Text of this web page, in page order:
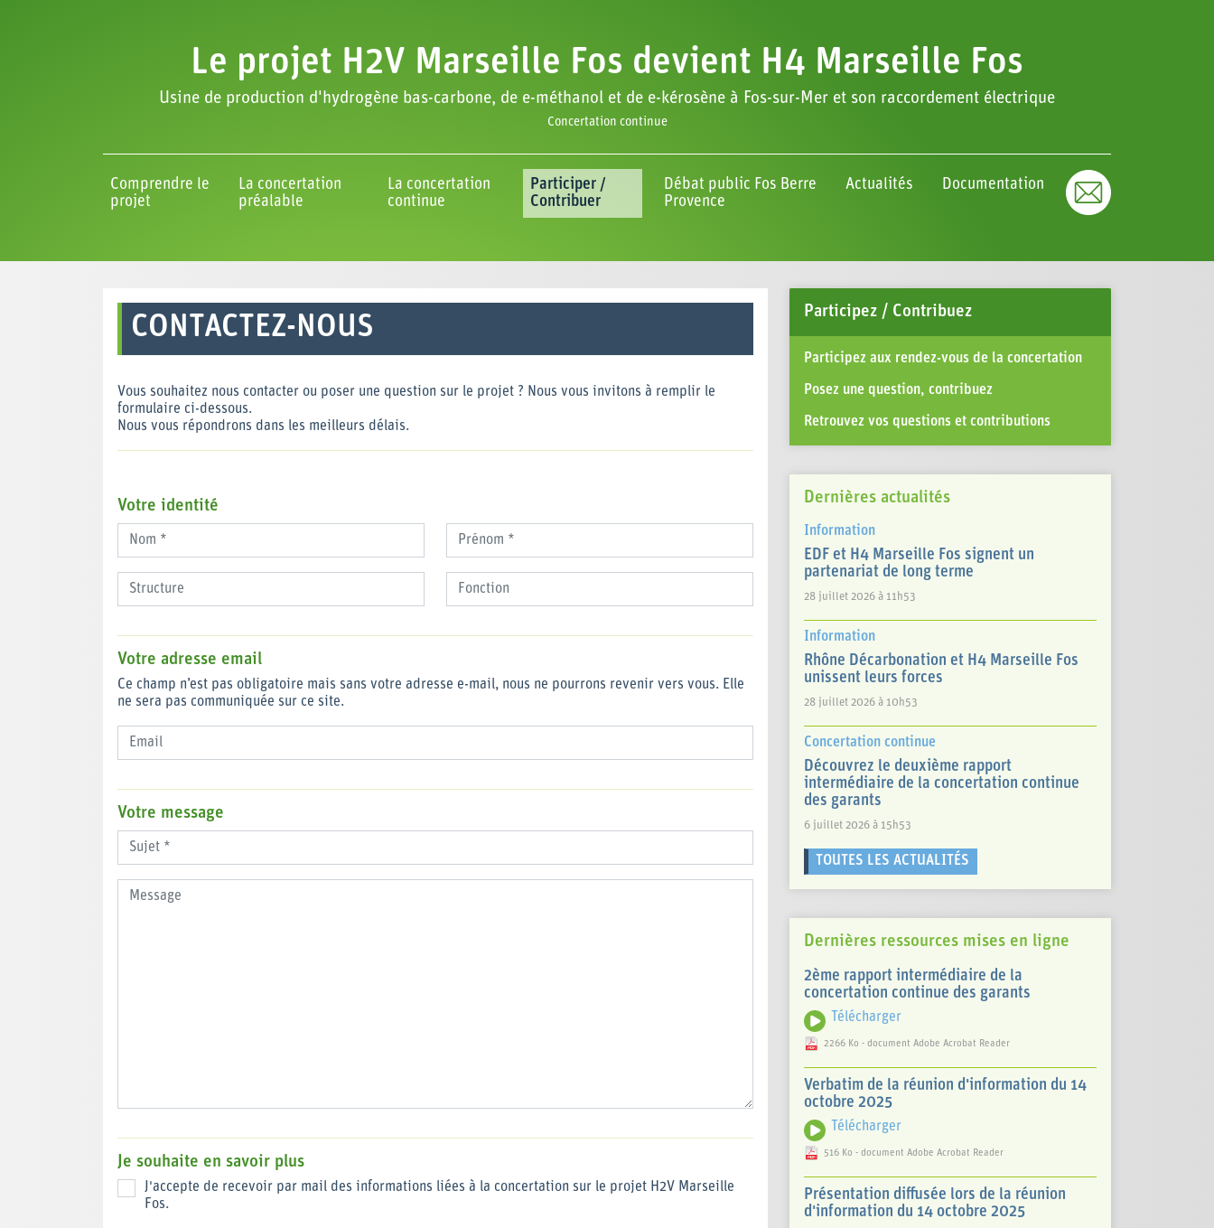
Le projet H2V Marseille Fos devient H4 Marseille Fos
Usine de production d'hydrogène bas-carbone, de e-méthanol et de e-kérosène à Fos-sur-Mer et son raccordement électrique
Concertation continue
Comprendre le
projet
La concertation
préalable
La concertation
continue
Participer /
Contribuer
Débat public Fos Berre
Provence
Actualités Documentation
CONTACTEZ-NOUS
Vous souhaitez nous contacter ou poser une question sur le projet ? Nous vous invitons à remplir le
formulaire ci-dessous.
Nous vous répondrons dans les meilleurs délais.
Votre identité
Votre adresse email
Ce champ n’est pas obligatoire mais sans votre adresse e-mail, nous ne pourrons revenir vers vous. Elle
ne sera pas communiquée sur ce site.
Votre message
Je souhaite en savoir plus
J'accepte de recevoir par mail des informations liées à la concertation sur le projet H2V Marseille
Fos.
Participez / Contribuez
Participez aux rendez-vous de la concertation
Posez une question, contribuez
Retrouvez vos questions et contributions
Dernières actualités
Information
EDF et H4 Marseille Fos signent un
partenariat de long terme
28 juillet 2026 à 11h53
Information
Rhône Décarbonation et H4 Marseille Fos
unissent leurs forces
28 juillet 2026 à 10h53
Concertation continue
Découvrez le deuxième rapport
intermédiaire de la concertation continue
des garants
6 juillet 2026 à 15h53
TOUTES LES ACTUALITÉS
Dernières ressources mises en ligne
2ème rapport intermédiaire de la
concertation continue des garants
Télécharger
2266 Ko - document Adobe Acrobat Reader
Verbatim de la réunion d'information du 14
octobre 2025
Télécharger
516 Ko - document Adobe Acrobat Reader
Présentation diffusée lors de la réunion
d'information du 14 octobre 2025